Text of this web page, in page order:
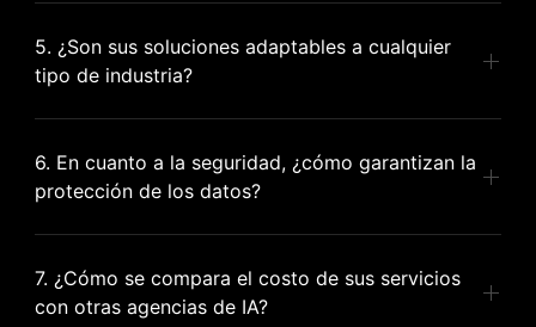
5. ¿Son sus soluciones adaptables a cualquier
tipo de industria?
6. En cuanto a la seguridad, ¿cómo garantizan la
protección de los datos?
7. ¿Cómo se compara el costo de sus servicios
con otras agencias de IA?